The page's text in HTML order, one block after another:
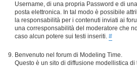
Username, di una propria Password e di
posta elettronica. In tal modo è possibile
la responsabilità per i contenuti inviati ai
una corresponsabilità del moderatore che
caso alcun potere sui testi inseriti. #
Benvenuto nel forum di Modeling Time.
Questo è un sito di diffusione modellistica